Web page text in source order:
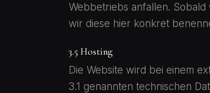
Webbetriebs anfallen.
wir diese hier konkret
3.5 Hosting
Die Website wird bei einem
3.1 genannten technischen